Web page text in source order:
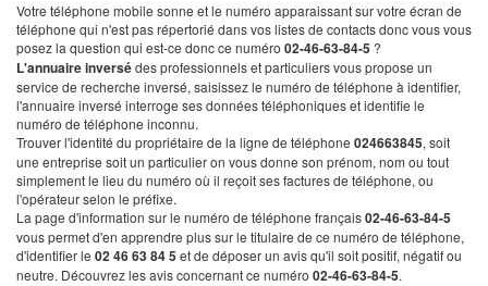
Votre téléphone mobile sonne et le numéro apparaissant sur votre écran de
téléphone qui n'est pas répertorié dans vos listes de contacts donc vous vous
posez la question qui est-ce donc ce numéro 02-46-63-84-5 ?
L'annuaire inversédes professionnels et particuliers vous propose un
service de recherche inversé, saisissez le numéro de téléphone à identifier,
l'annuaire inversé interroge ses données téléphoniques et identifie le
numéro de téléphone inconnu.
Trouver l'identité du propriétaire de la ligne de téléphone 024663845, soit
une entreprise soit un particulier on vous donne son prénom, nom ou tout
simplement le lieu du numéro où il reçoit ses factures de téléphone, ou
l'opérateur selon le préfixe.
La page d'information sur le numéro de téléphone français02-46-63-84-5
vous permet d'en apprendre plus sur le titulaire de ce numéro de téléphone,
d'identifier le 02 46 63 84 5et de déposer un avis qu'il soit positif, négatif ou
neutre. Découvrez les avis concernant ce numéro 02-46-63-84-5.